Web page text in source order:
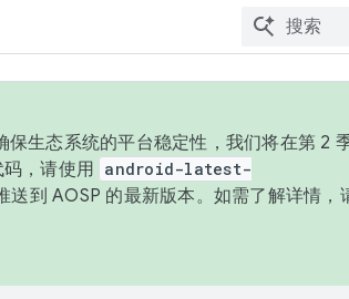
生态系统的平台稳定性，我们将在第 2
，请使用 android-latest-
送到 AOSP 的最新版本。如需了解详情，